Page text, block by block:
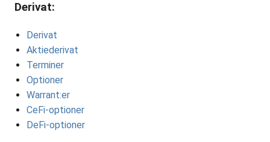
Derivat:
Derivat
Aktiederivat
Terminer
Optioner
Warrant:er
CeFi-optioner
DeFi-optioner